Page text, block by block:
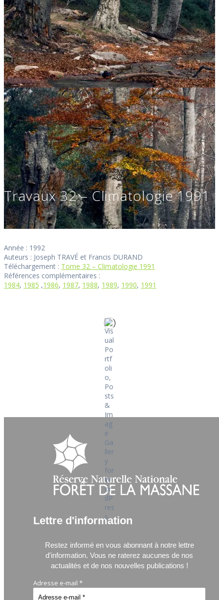
Travaux 32 – Climatologie 1991
Année : 1992
Auteurs : Joseph TRAVÉ et Francis DURAND
Téléchargement : Tome 32 – Climatologie 1991
Références complémentaires :
1984, 1985 ,1986, 1987, 1988, 1989, 1990, 1991
Lettre d'information
Restez informé en vous abonnant à notre lettre
d'information. Vous ne raterez aucunes de nos
actualités et de nos nouvelles publications !
Adresse e-mail *